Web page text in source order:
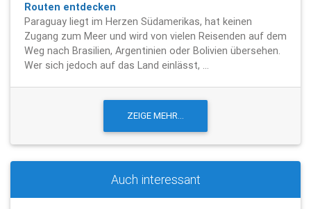
Routen entdecken
Paraguay liegt im Herzen Südamerikas, hat keinen
Zugang zum Meer und wird von vielen Reisenden auf dem
Weg nach Brasilien, Argentinien oder Bolivien übersehen.
Wer sich jedoch auf das Land einlässt, ...
Auch interessant